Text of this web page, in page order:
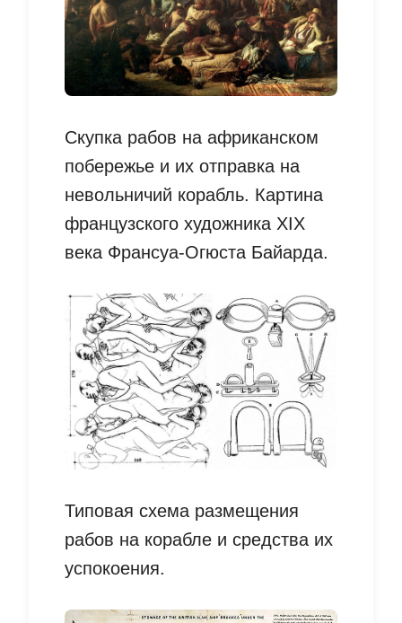
Скупка рабов на африканском
побережье и их отправка на
невольничий корабль. Картина
французского художника XIX
века Франсуа-Огюста Байарда.
Типовая схема размещения
рабов на корабле и средства их
успокоения.